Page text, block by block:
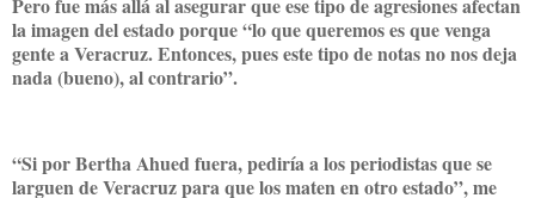
Pero fue más allá al asegurar que ese tipo de agresiones afectan
la imagen del estado porque “lo que queremos es que venga
gente a Veracruz. Entonces, pues este tipo de notas no nos deja
nada (bueno), al contrario”.
“Si por Bertha Ahued fuera, pediría a los periodistas que se
larguen de Veracruz para que los maten en otro estado”, me